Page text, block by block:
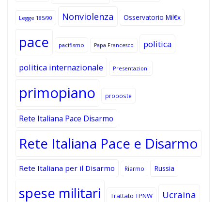
Legge 185/90 Nonviolenza Osservatorio Mil€x
pace pacifismo Papa Francesco politica
politica internazionale Presentazioni
primopiano proposte
Rete Italiana Pace Disarmo
Rete Italiana Pace e Disarmo
Rete Italiana per il Disarmo Riarmo Russia
spese militari Trattato TPNW Ucraina